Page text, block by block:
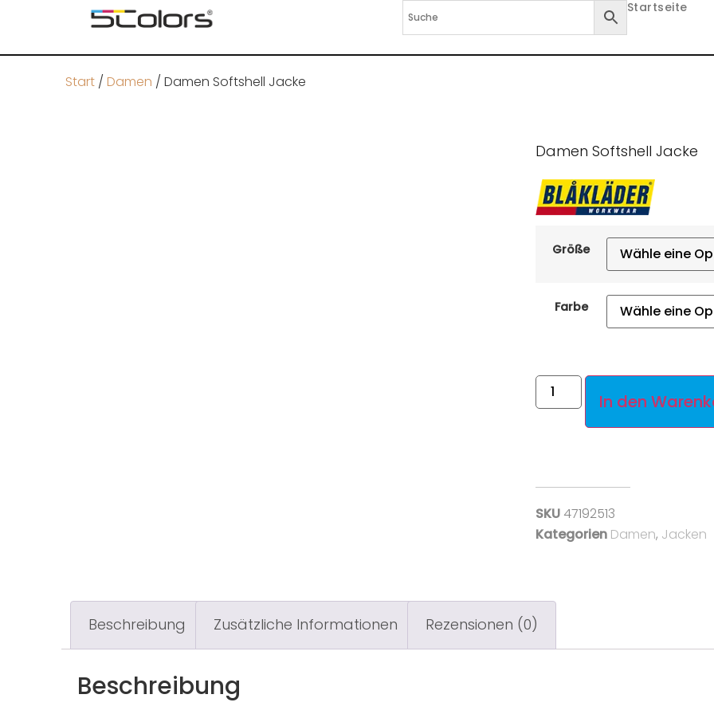
Startseite
Start / Damen / Damen Softshell Jacke
Damen Softshell Jacke
Größe
Farbe
In den
SKU 47192513
Kategorien Damen, Jacken
Beschreibung Zusätzliche Informationen Rezensionen (0)
Beschreibung